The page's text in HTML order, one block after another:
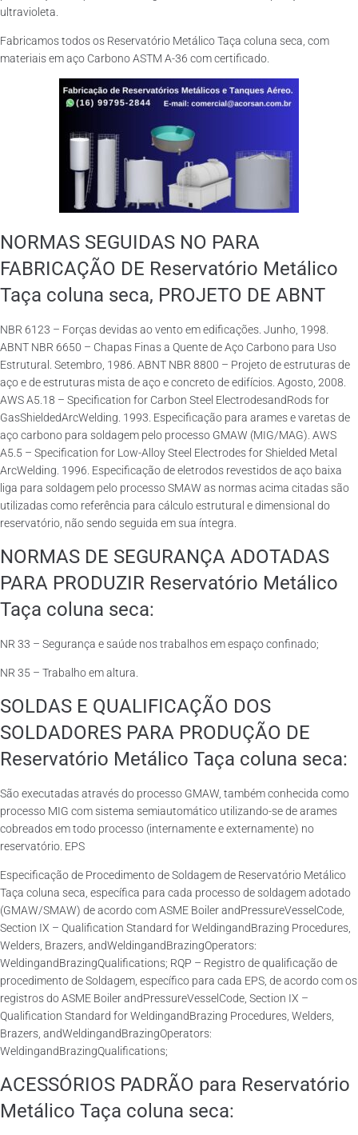
ultravioleta.
Fabricamos todos os Reservatório Metálico Taça coluna seca, com
materiais em aço Carbono ASTM A-36 com certificado.
NORMAS SEGUIDAS NO PARA
FABRICAÇÃO DE Reservatório Metálico
Taça coluna seca, PROJETO DE ABNT
NBR 6123 – Forças devidas ao vento em edificações. Junho, 1998.
ABNT NBR 6650 – Chapas Finas a Quente de Aço Carbono para Uso
Estrutural. Setembro, 1986. ABNT NBR 8800 – Projeto de estruturas de
aço e de estruturas mista de aço e concreto de edifícios. Agosto, 2008.
AWS A5.18 – Specification for Carbon Steel ElectrodesandRods for
GasShieldedArcWelding. 1993. Especificação para arames e varetas de
aço carbono para soldagem pelo processo GMAW (MIG/MAG). AWS
A5.5 – Specification for Low-Alloy Steel Electrodes for Shielded Metal
ArcWelding. 1996. Especificação de eletrodos revestidos de aço baixa
liga para soldagem pelo processo SMAW as normas acima citadas são
utilizadas como referência para cálculo estrutural e dimensional do
reservatório, não sendo seguida em sua íntegra.
NORMAS DE SEGURANÇA ADOTADAS
PARA PRODUZIR Reservatório Metálico
Taça coluna seca:
NR 33 – Segurança e saúde nos trabalhos em espaço confinado;
NR 35 – Trabalho em altura.
SOLDAS E QUALIFICAÇÃO DOS
SOLDADORES PARA PRODUÇÃO DE
Reservatório Metálico Taça coluna seca:
São executadas através do processo GMAW, também conhecida como
processo MIG com sistema semiautomático utilizando-se de arames
cobreados em todo processo (internamente e externamente) no
reservatório. EPS
Especificação de Procedimento de Soldagem de Reservatório Metálico
Taça coluna seca, específica para cada processo de soldagem adotado
(GMAW/SMAW) de acordo com ASME Boiler andPressureVesselCode,
Section IX – Qualification Standard for WeldingandBrazing Procedures,
Welders, Brazers, andWeldingandBrazingOperators:
WeldingandBrazingQualifications; RQP – Registro de qualificação de
procedimento de Soldagem, específico para cada EPS, de acordo com os
registros do ASME Boiler andPressureVesselCode, Section IX –
Qualification Standard for WeldingandBrazing Procedures, Welders,
Brazers, andWeldingandBrazingOperators:
WeldingandBrazingQualifications;
ACESSÓRIOS PADRÃO para Reservatório
Metálico Taça coluna seca: